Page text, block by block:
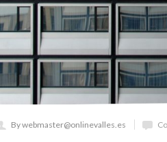
By webmaster@onlinevalles.es